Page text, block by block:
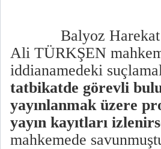
Balyoz
Ali TÜRKŞEN
iddianamedeki
tatbikatde görevli
yayınlanmak üzere
yayın kayıtları
mahkemede